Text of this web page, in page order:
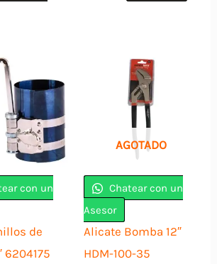
con un
de
6204175
AGOTADO
Chatear con un
Asesor
Alicate Bomba 12″
HDM-100-35